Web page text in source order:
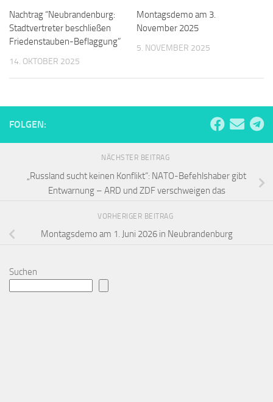
Nachtrag “Neubrandenburg:
Stadtvertreter beschließen
Friedenstauben-Beflaggung”
14. OKTOBER 2025
Montagsdemo am 3.
November 2025
5. NOVEMBER 2025
FOLGEN:
NÄCHSTER BEITRAG
„Russland sucht keinen Konflikt“: NATO-Befehlshaber gibt
Entwarnung – ARD und ZDF verschweigen das
VORHERIGER BEITRAG
Montagsdemo am 1. Juni 2026 in Neubrandenburg
Suchen